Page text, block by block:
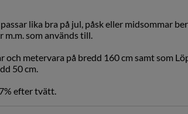
lika bra på jul, påsk eller midsommar
som används till.
och metervara på bredd 160 cm samt som
50 cm.
efter tvätt.